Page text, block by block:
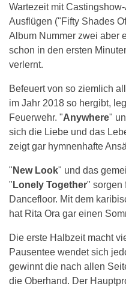
Wartezeit mit
Ausflügen ("Fifty Shades
Album Nummer zwei aber
schon in den ersten
verlernt.
Befeuert von so ziemlich
im Jahr 2018 so hergibt,
Feuerwehr. "Anywhere"
sich die Liebe und das
zeigt gar hymnenhafte
" New Look" und das
" Lonely Together" sorgen
Dancefloor. Mit dem
hat Rita Ora gar einen
Die erste Halbzeit macht
Pausentee wendet sich
gewinnt die nach allen
die Oberhand. Der